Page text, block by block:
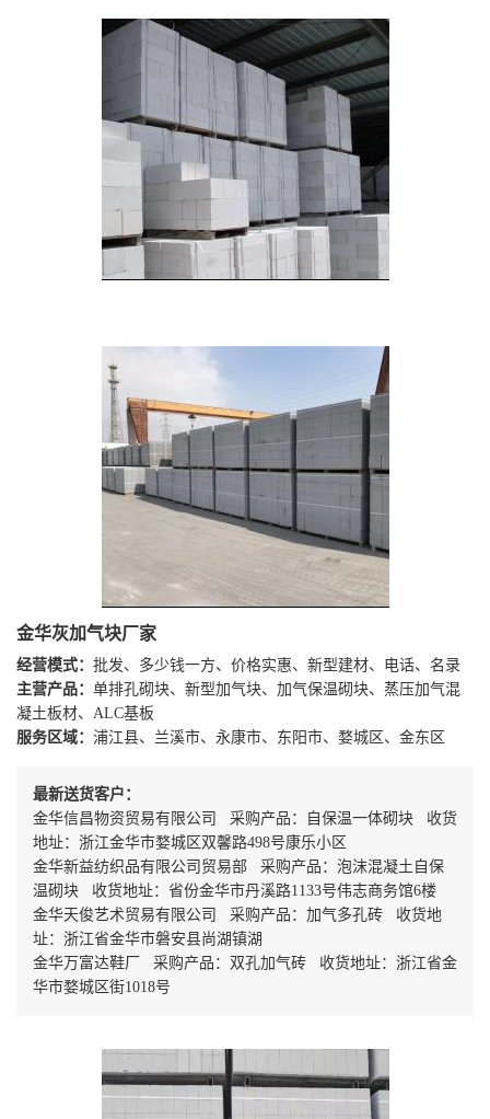
金华灰加气块厂家
经营模式： 批发、多少钱一方、价格实惠、新型建材、电话、名录
主营产品： 单排孔砌块、新型加气块、加气保温砌块、蒸压加气混
凝土板材、ALC基板
服务区域： 浦江县、兰溪市、永康市、东阳市、婺城区、金东区
最新送货客户：
金华信昌物资贸易有限公司 采购产品：自保温一体砌块 收货
地址：浙江金华市婺城区双馨路498号康乐小区
金华新益纺织品有限公司贸易部 采购产品：泡沫混凝土自保
温砌块 收货地址：省份金华市丹溪路1133号伟志商务馆6楼
金华天俊艺术贸易有限公司 采购产品：加气多孔砖 收货地
址：浙江省金华市磐安县尚湖镇湖
金华万富达鞋厂 采购产品：双孔加气砖 收货地址：浙江省金
华市婺城区街1018号